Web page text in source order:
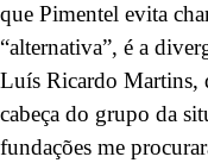
que Pimentel evita
“alternativa”, é a
Luís Ricardo Martins,
cabeça do grupo da
fundações me